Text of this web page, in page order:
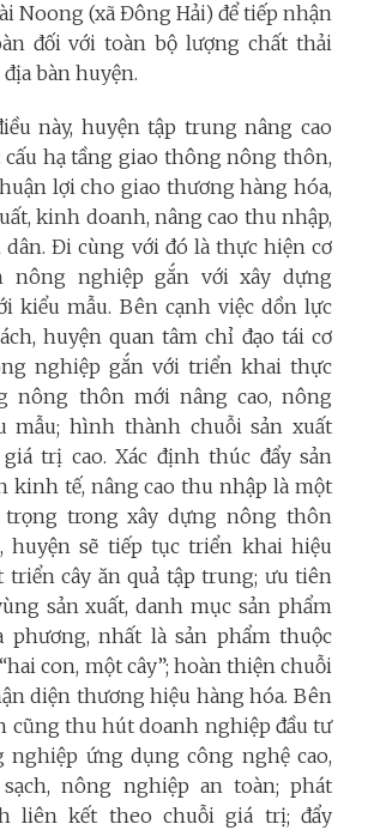
Noong (xã Đông Hải) để tiếp nhận
đối với toàn bộ lượng chất thải
bàn huyện.
này, huyện tập trung nâng cao
hạ tầng giao thông nông thôn,
lợi cho giao thương hàng hóa,
kinh doanh, nâng cao thu nhập,
dân. Đi cùng với đó là thực hiện cơ
nông nghiệp gắn với xây dựng
kiểu mẫu. Bên cạnh việc dồn lực
huyện quan tâm chỉ đạo tái cơ
nghiệp gắn với triển khai thực
nông thôn mới nâng cao, nông
mẫu; hình thành chuỗi sản xuất
trị cao. Xác định thúc đẩy sản
kinh tế, nâng cao thu nhập là một
trong xây dựng nông thôn
huyện sẽ tiếp tục triển khai hiệu
triển cây ăn quả tập trung; ưu tiên
sản xuất, danh mục sản phẩm
phương, nhất là sản phẩm thuộc
con, một cây”; hoàn thiện chuỗi
diện thương hiệu hàng hóa. Bên
cũng thu hút doanh nghiệp đầu tư
nghiệp ứng dụng công nghệ cao,
nông nghiệp an toàn; phát
liên kết theo chuỗi giá trị; đẩy